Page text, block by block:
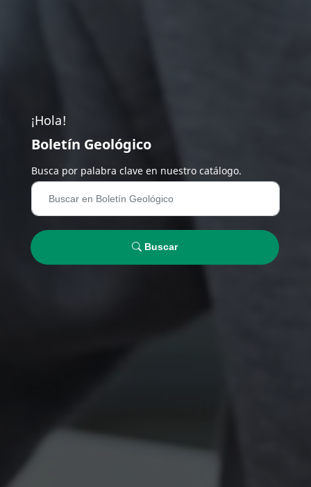
¡Hola!
Boletín Geológico
Busca por palabra clave en nuestro catálogo.
Buscar